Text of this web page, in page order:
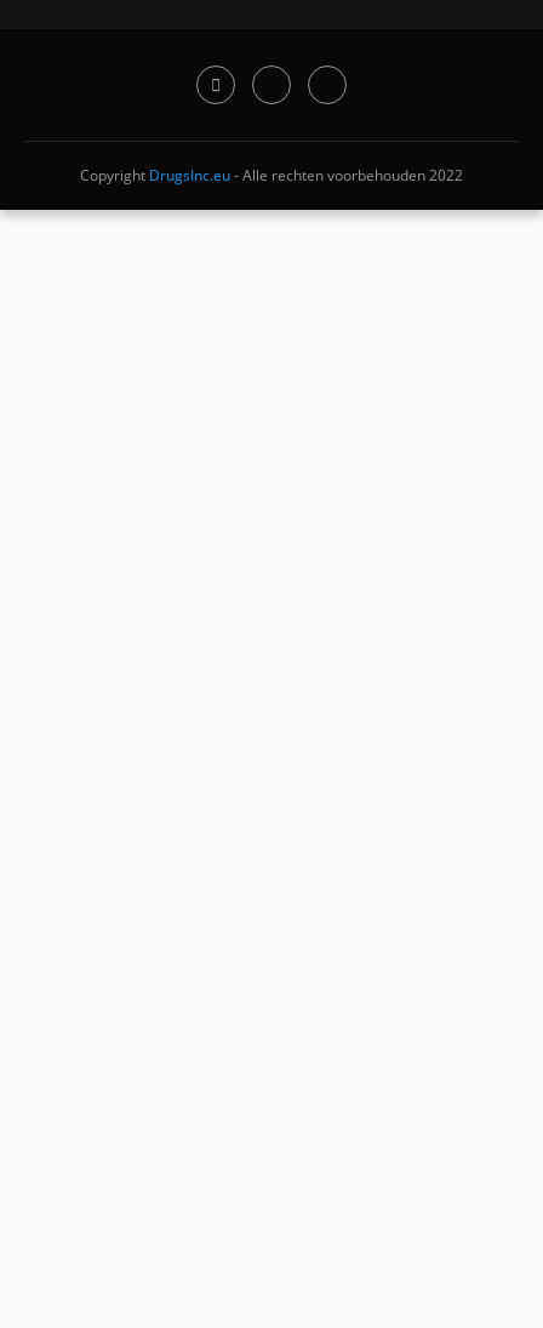
Copyright DrugsInc.eu- Alle rechten voorbehouden 2022